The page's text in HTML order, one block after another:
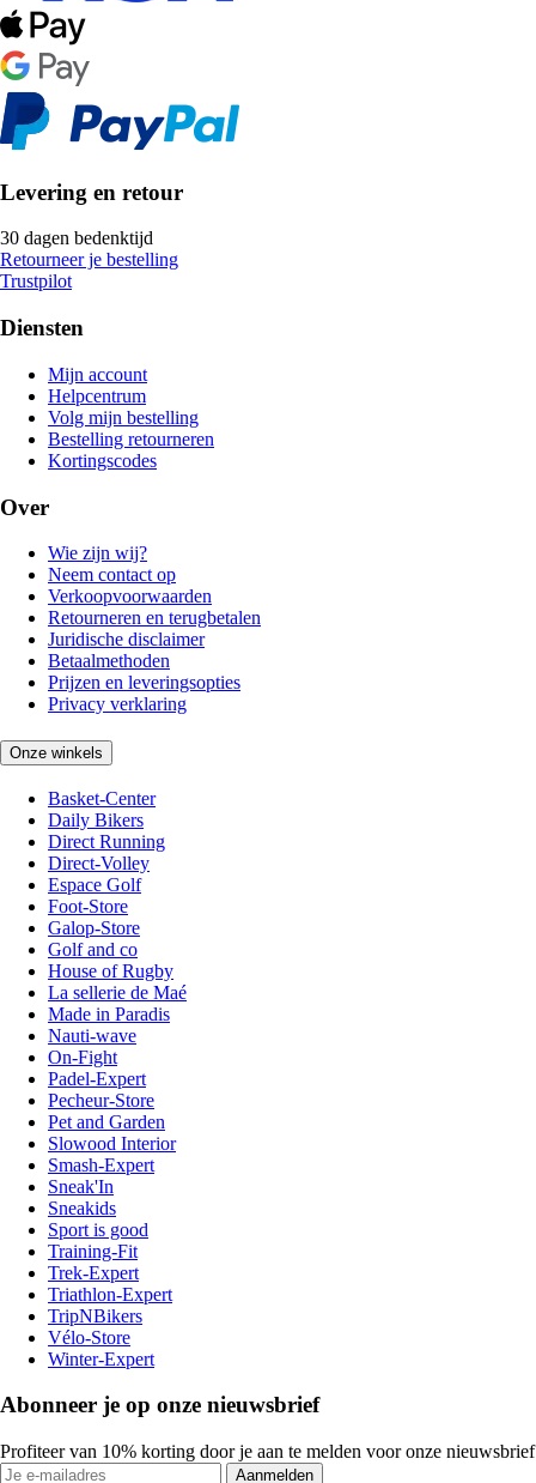
Levering en retour
30 dagen bedenktijd
Retourneer je bestelling
Trustpilot
Diensten
Mijn account
Helpcentrum
Volg mijn bestelling
Bestelling retourneren
Kortingscodes
Over
Wie zijn wij?
Neem contact op
Verkoopvoorwaarden
Retourneren en terugbetalen
Juridische disclaimer
Betaalmethoden
Prijzen en leveringsopties
Privacy verklaring
Onze winkels
Basket-Center
Daily Bikers
Direct Running
Direct-Volley
Espace Golf
Foot-Store
Galop-Store
Golf and co
House of Rugby
La sellerie de Maé
Made in Paradis
Nauti-wave
On-Fight
Padel-Expert
Pecheur-Store
Pet and Garden
Slowood Interior
Smash-Expert
Sneak'In
Sneakids
Sport is good
Training-Fit
Trek-Expert
Triathlon-Expert
TripNBikers
Vélo-Store
Winter-Expert
Abonneer je op onze nieuwsbrief
Profiteer van 10% korting door je aan te melden voor onze nieuwsbrief
Aanmelden